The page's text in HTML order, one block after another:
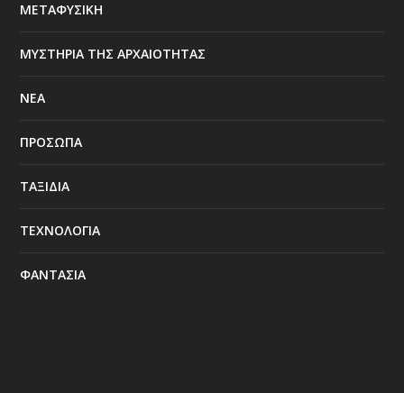
ΜΕΤΑΦΥΣΙΚΗ
ΜΥΣΤΗΡΙΑ ΤΗΣ ΑΡΧΑΙΟΤΗΤΑΣ
ΝΕΑ
ΠΡΟΣΩΠΑ
ΤΑΞΙΔΙΑ
ΤΕΧΝΟΛΟΓΙΑ
ΦΑΝΤΑΣΙΑ